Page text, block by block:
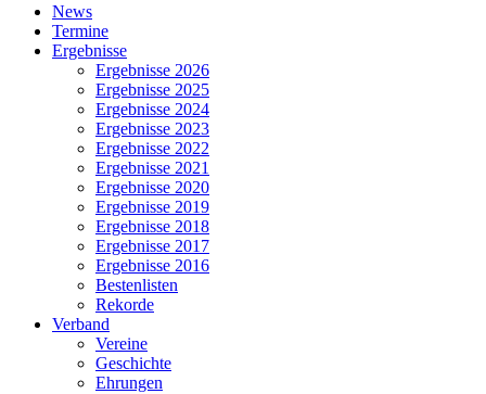
Close
Menu
News
Termine
Ergebnisse
Ergebnisse 2026
Ergebnisse 2025
Ergebnisse 2024
Ergebnisse 2023
Ergebnisse 2022
Ergebnisse 2021
Ergebnisse 2020
Ergebnisse 2019
Ergebnisse 2018
Ergebnisse 2017
Ergebnisse 2016
Bestenlisten
Rekorde
Verband
Vereine
Geschichte
Ehrungen